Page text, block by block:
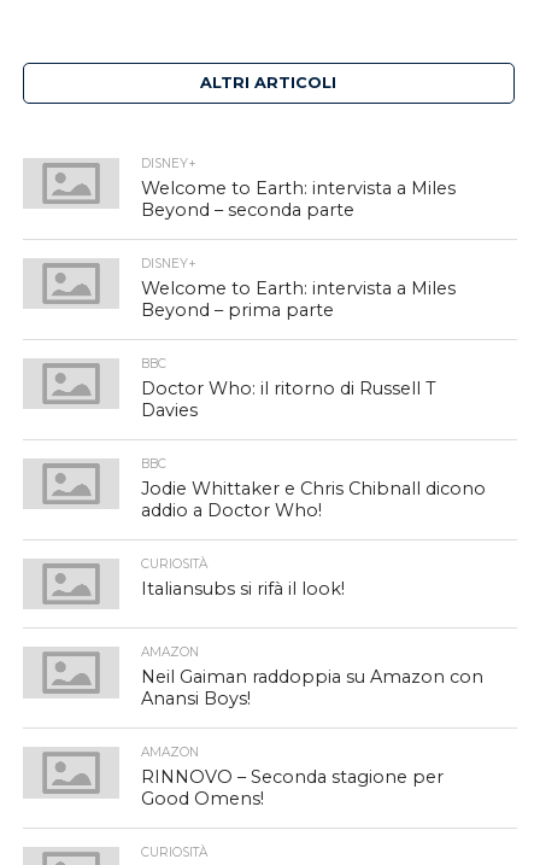
ALTRI ARTICOLI
DISNEY+
Welcome to Earth: intervista a Miles
Beyond – seconda parte
DISNEY+
Welcome to Earth: intervista a Miles
Beyond – prima parte
BBC
Doctor Who: il ritorno di Russell T
Davies
BBC
Jodie Whittaker e Chris Chibnall dicono
addio a Doctor Who!
CURIOSITÀ
Italiansubs si rifà il look!
AMAZON
Neil Gaiman raddoppia su Amazon con
Anansi Boys!
AMAZON
RINNOVO – Seconda stagione per
Good Omens!
CURIOSITÀ